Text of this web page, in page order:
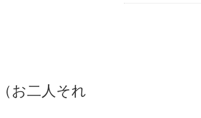
お二人それ